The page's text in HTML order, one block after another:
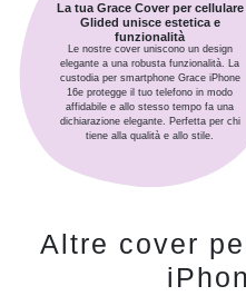
La tua Grace Cover per cellulare
Glided unisce estetica e
funzionalità
Le nostre cover uniscono un design
elegante a una robusta funzionalità. La
custodia per smartphone Grace iPhone
16e protegge il tuo telefono in modo
affidabile e allo stesso tempo fa una
dichiarazione elegante. Perfetta per chi
tiene alla qualità e allo stile.
Altre cover